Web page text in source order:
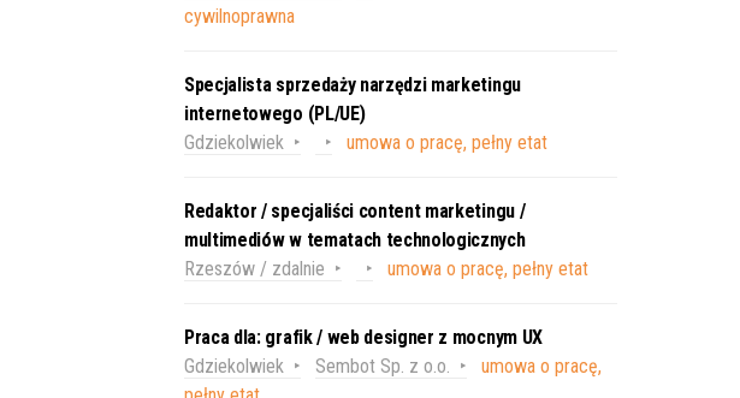
cywilnoprawna
Specjalista sprzedaży narzędzi marketingu
internetowego (PL/UE)
Gdziekolwiek
umowa o pracę, pełny etat
Redaktor / specjaliści content marketingu /
multimediów w tematach technologicznych
Rzeszów / zdalnie
umowa o pracę, pełny etat
Praca dla: grafik / web designer z mocnym UX
Gdziekolwiek
Sembot Sp. z o.o.
umowa o pracę,